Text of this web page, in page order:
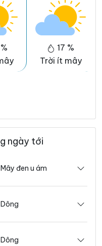
17 %
Trời ít mây
ngày tới
Mây đen u ám
Dông
Dông